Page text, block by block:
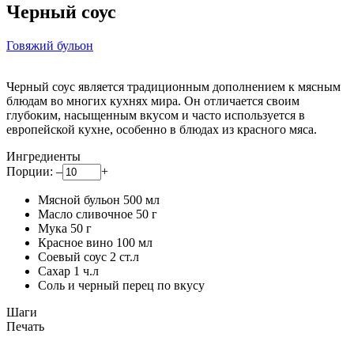
Черный соус
Говяжий бульон
Черный соус является традиционным дополнением к мясным
блюдам во многих кухнях мира. Он отличается своим
глубоким, насыщенным вкусом и часто используется в
европейской кухне, особенно в блюдах из красного мяса.
Ингредиенты
Порции: – +
Мясной бульон 500 мл
Масло сливочное 50 г
Мука 50 г
Красное вино 100 мл
Соевый соус 2 ст.л
Сахар 1 ч.л
Соль и черный перец по вкусу
Шаги
Печать